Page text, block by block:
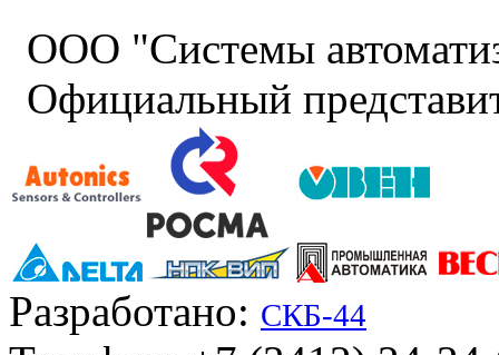
ООО "Системы
Официальный
Разработано: СКБ-44